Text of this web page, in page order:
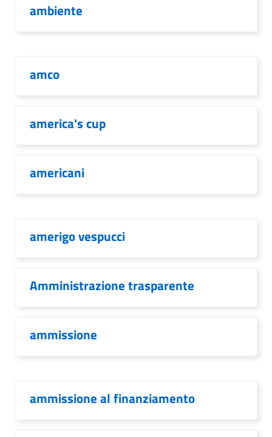
ambiente
amco
america's cup
americani
amerigo vespucci
Amministrazione trasparente
ammissione
ammissione al finanziamento